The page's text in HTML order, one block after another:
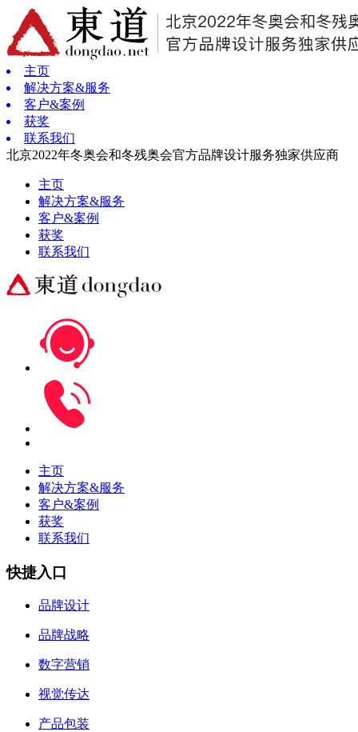
主页
解决方案&服务
客户&案例
获奖
联系我们
北京2022年冬奥会和冬残奥会官方品牌设计服务独家供应商
主页
解决方案&服务
客户&案例
获奖
联系我们
主页
解决方案&服务
客户&案例
获奖
联系我们
快捷入口
品牌设计
品牌战略
数字营销
视觉传达
产品包装